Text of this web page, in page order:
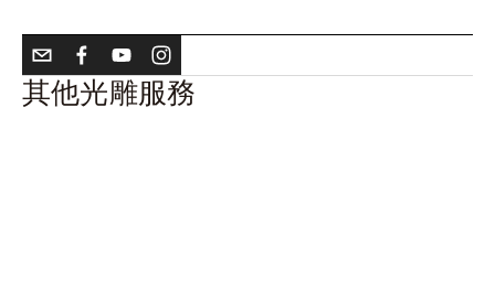
其他光雕服務